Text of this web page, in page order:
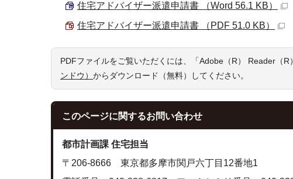
住宅アドバイザー派遣申請書 （Word 56.1 KB）
住宅アドバイザー派遣申請書 （PDF 51.0 KB）
PDFファイルをご覧いただくには、「Adobe（R） Reader（
ンドウ） からダウンロード（無料）してください。
このページに関するお問い合わせ
都市計画課 住宅担当
〒206-8666 東京都多摩市関戸六丁目12番地1